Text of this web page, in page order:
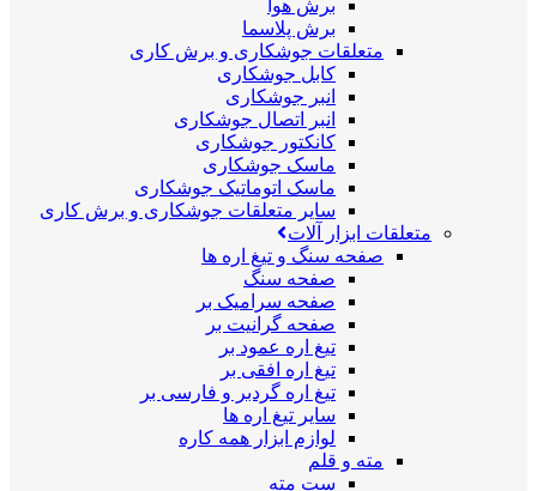
برش هوا
برش پلاسما
متعلقات جوشکاری و برش کاری
کابل جوشکاری
انبر جوشکاری
انبر اتصال جوشکاری
کانکتور جوشکاری
ماسک جوشکاری
ماسک اتوماتیک جوشکاری
سایر متعلقات جوشکاری و برش کاری
متعلقات ابزار آلات
صفحه سنگ و تیغ اره ها
صفحه سنگ
صفحه سرامیک بر
صفحه گرانیت بر
تیغ اره عمود بر
تیغ اره افقی بر
تیغ اره گردبر و فارسی بر
سایر تیغ اره ها
لوازم ابزار همه کاره
مته و قلم
ست مته